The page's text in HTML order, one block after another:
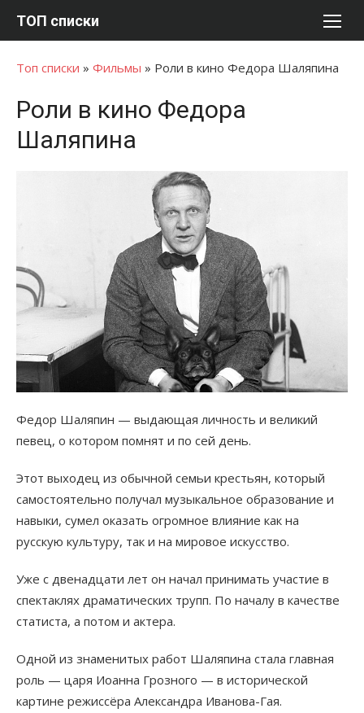
ТОП списки
Топ списки » Фильмы » Роли в кино Федора Шаляпина
Роли в кино Федора
Шаляпина
Федор Шаляпин — выдающая личность и великий
певец, о котором помнят и по сей день.
Этот выходец из обычной семьи крестьян, который
самостоятельно получал музыкальное образование и
навыки, сумел оказать огромное влияние как на
русскую культуру, так и на мировое искусство.
Уже с двенадцати лет он начал принимать участие в
спектаклях драматических трупп. По началу в качестве
статиста, а потом и актера.
Одной из знаменитых работ Шаляпина стала главная
роль — царя Иоанна Грозного — в исторической
картине режиссёра Александра Иванова-Гая.